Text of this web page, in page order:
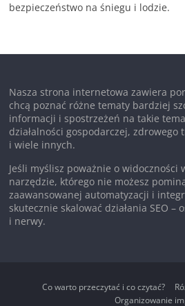
bezpieczeństwo na śniegu i lodzie.
Nasza strona internetowa zawiera
chcą poznać różne tematy bardziej
informacji i spostrzeżeń na takie
działalności gospodarczej,
i wiele innych.
Jeśli myślisz poważnie o widoczności
narzędzie, którego nie możesz
zaawansowanej automatyzacji i
skutecznie skalować działania SEO –
i nerwy.
Co warto przeczytać i co czytać?
Organizowanie